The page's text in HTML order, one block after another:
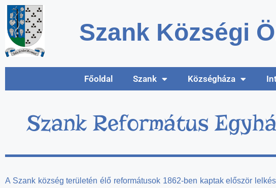
Szank Községi
Főoldal Szank Községháza
Szank Református
A Szank község területén élő reformátusok 1862-ben kaptak először